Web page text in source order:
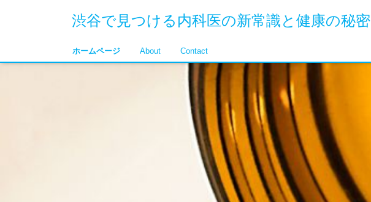
渋谷で見つける内科医の新常識と健康の秘密
ホームページ About Contact